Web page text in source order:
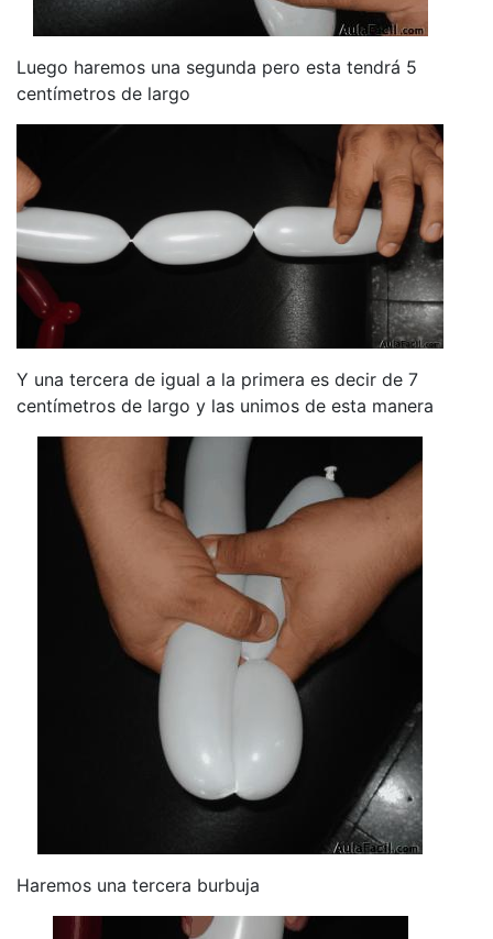
Luego haremos una segunda pero esta tendrá 5
centímetros de largo
Y una tercera de igual a la primera es decir de 7
centímetros de largo y las unimos de esta manera
Haremos una tercera burbuja